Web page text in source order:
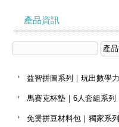
產品資訊
益智拼圖系列｜玩出數學力
馬賽克杯墊｜6人套組系列
免燙拼豆材料包｜獨家系列